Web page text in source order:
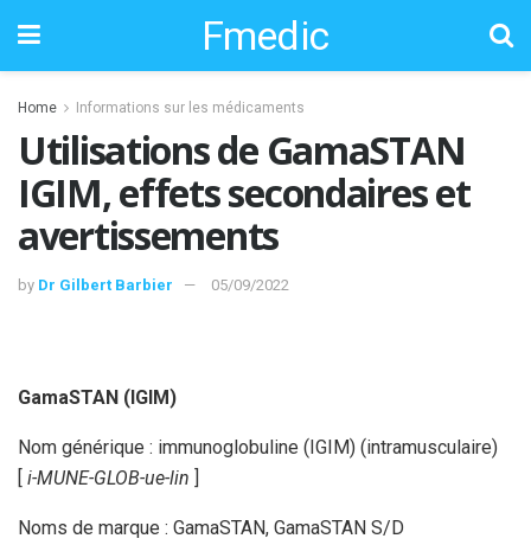
Fmedic
Home Informations sur les médicaments
Utilisations de GamaSTAN
IGIM, effets secondaires et
avertissements
by Dr Gilbert Barbier 05/09/2022
GamaSTAN (IGIM)
Nom générique : immunoglobuline (IGIM) (intramusculaire)
[ i-MUNE-GLOB-ue-lin ]
Noms de marque : GamaSTAN, GamaSTAN S/D